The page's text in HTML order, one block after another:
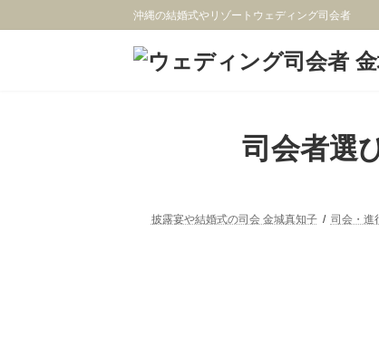
ン
ビ
沖縄の結婚式やリゾートウェディング司会者
司会者選
披露宴や結婚式の司会 金城真知子 司会・進